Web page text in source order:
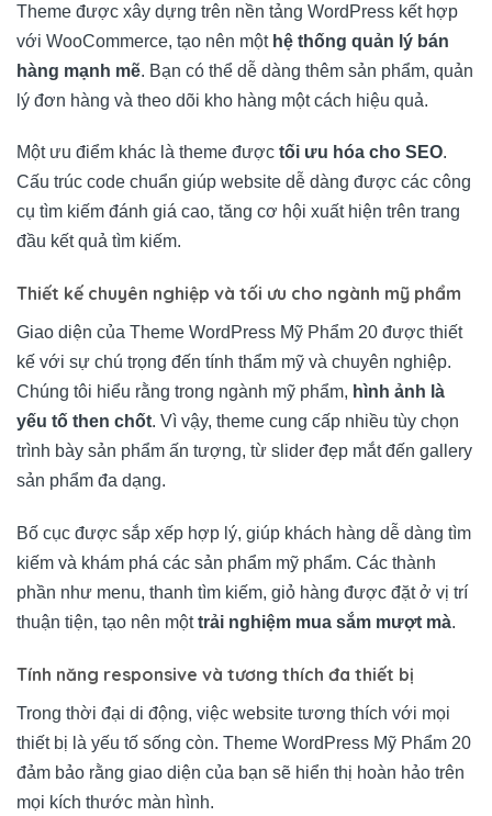
Theme được xây dựng trên nền tảng WordPress kết hợp
với WooCommerce, tạo nên một hệ thống quản lý bán
hàng mạnh mẽ. Bạn có thể dễ dàng thêm sản phẩm, quản
lý đơn hàng và theo dõi kho hàng một cách hiệu quả.
Một ưu điểm khác là theme được tối ưu hóa cho SEO.
Cấu trúc code chuẩn giúp website dễ dàng được các công
cụ tìm kiếm đánh giá cao, tăng cơ hội xuất hiện trên trang
đầu kết quả tìm kiếm.
Thiết kế chuyên nghiệp và tối ưu cho ngành mỹ phẩm
Giao diện của Theme WordPress Mỹ Phẩm 20 được thiết
kế với sự chú trọng đến tính thẩm mỹ và chuyên nghiệp.
Chúng tôi hiểu rằng trong ngành mỹ phẩm, hình ảnh là
yếu tố then chốt. Vì vậy, theme cung cấp nhiều tùy chọn
trình bày sản phẩm ấn tượng, từ slider đẹp mắt đến gallery
sản phẩm đa dạng.
Bố cục được sắp xếp hợp lý, giúp khách hàng dễ dàng tìm
kiếm và khám phá các sản phẩm mỹ phẩm. Các thành
phần như menu, thanh tìm kiếm, giỏ hàng được đặt ở vị trí
thuận tiện, tạo nên mộttrải nghiệm mua sắm mượt mà.
Tính năng responsive và tương thích đa thiết bị
Trong thời đại di động, việc website tương thích với mọi
thiết bị là yếu tố sống còn. Theme WordPress Mỹ Phẩm 20
đảm bảo rằng giao diện của bạn sẽ hiển thị hoàn hảo trên
mọi kích thước màn hình.